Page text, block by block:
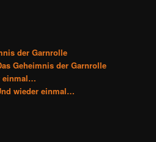
der Garnrolle
Geheimnis der Garnrolle
einmal…
wieder einmal…